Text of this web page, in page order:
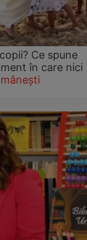
Ce spune
în care nici